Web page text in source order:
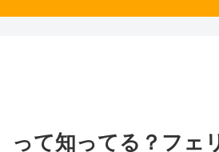
って知ってる？フェ